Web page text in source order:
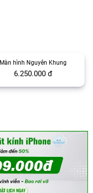
Màn hình Nguyên Khung
6.250.000 đ